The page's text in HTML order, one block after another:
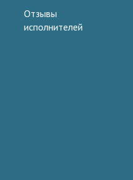
Отзывы
исполнителей